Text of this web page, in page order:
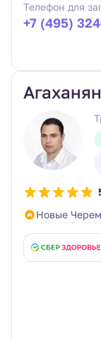
Телефон для
+7 (495)
Новые